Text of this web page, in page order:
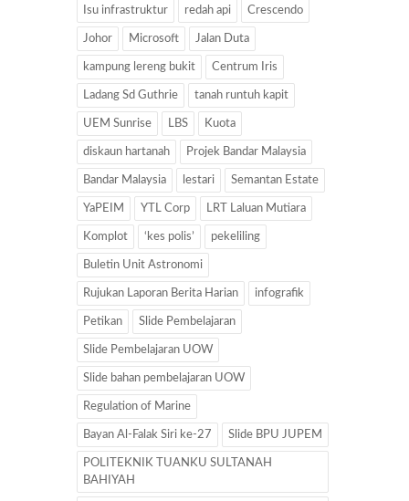
Isu infrastruktur redah api Crescendo
Johor Microsoft Jalan Duta
kampung lereng bukit Centrum Iris
Ladang Sd Guthrie tanah runtuh kapit
UEM Sunrise LBS Kuota
diskaun hartanah Projek Bandar Malaysia
Bandar Malaysia lestari Semantan Estate
YaPEIM YTL Corp LRT Laluan Mutiara
Komplot ‘kes polis’ pekeliling
Buletin Unit Astronomi
Rujukan Laporan Berita Harian infografik
Petikan Slide Pembelajaran
Slide Pembelajaran UOW
Slide bahan pembelajaran UOW
Regulation of Marine
Bayan Al-Falak Siri ke-27 Slide BPU JUPEM
POLITEKNIK TUANKU SULTANAH
BAHIYAH